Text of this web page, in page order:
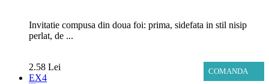
Invitatie compusa din doua foi: prima, sidefata in stil nisip
perlat, de ...
COMANDA
2.58 Lei
EX4